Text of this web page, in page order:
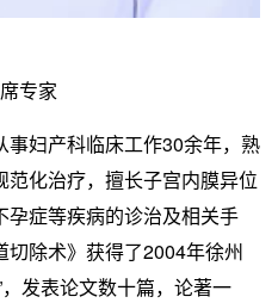
专家
妇产科临床工作30余年，熟
化治疗，擅长子宫内膜异位
症等疾病的诊治及相关手
除术》获得了2004年徐州
发表论文数十篇，论著一